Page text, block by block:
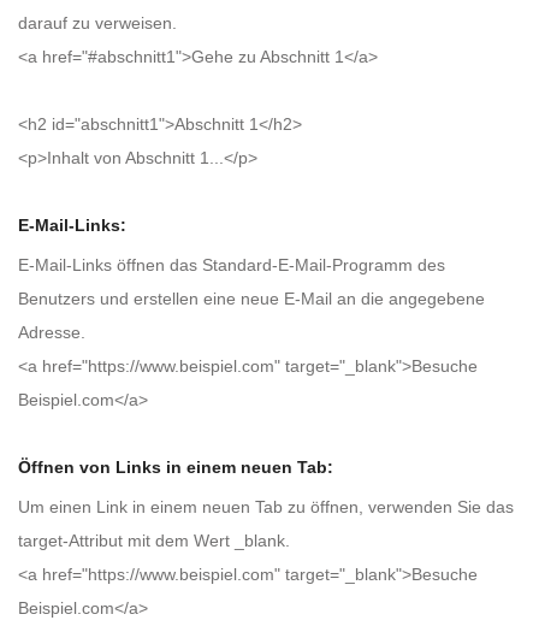
darauf zu verweisen.
<a href="#abschnitt1">Gehe zu Abschnitt 1</a>
<h2 id="abschnitt1">Abschnitt 1</h2>
<p>Inhalt von Abschnitt 1...</p>
E-Mail-Links:
E-Mail-Links öffnen das Standard-E-Mail-Programm des
Benutzers und erstellen eine neue E-Mail an die angegebene
Adresse.
<a href="https://www.beispiel.com" target="_blank">Besuche
Beispiel.com</a>
Öffnen von Links in einem neuen Tab:
Um einen Link in einem neuen Tab zu öffnen, verwenden Sie das
target-Attribut mit dem Wert _blank.
<a href="https://www.beispiel.com" target="_blank">Besuche
Beispiel.com</a>